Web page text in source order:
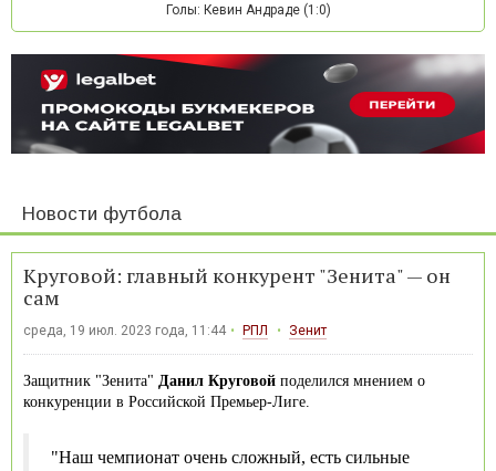
Голы: Кевин Андраде (1:0)
Новости футбола
Круговой: главный конкурент "Зенита" — он
сам
среда, 19 июл. 2023 года, 11:44 РПЛ Зенит
Защитник "Зенита" Данил Круговой поделился мнением о
конкуренции в Российской Премьер-Лиге.
"Наш чемпионат очень сложный, есть сильные